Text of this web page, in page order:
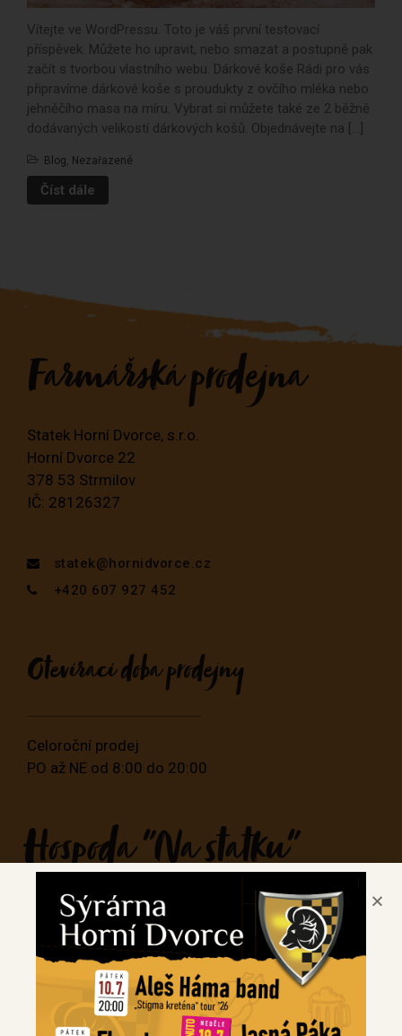
Dárkové koše ze Statku Horní
Dvorce
Blog
RSS
Vítejte ve WordPressu. Toto je váš první testovací
příspěvek. Můžete ho upravit, nebo smazat a postupně pak
začít s tvorbou vlastního webu. Dárkové koše Rádi pro vás
připravíme dárkové koše s proudukty z ovčího mléka nebo
jehněčího masa na míru. Vybrat si můžete také ze 2 běžně
dodávaných velikostí dárkových košů. Objednávejte na […]
Blog, Nezařazené
Číst dále
Farmářská prodejna
Statek Horní Dvorce, s.r.o.
Horní Dvorce 22
378 53 Strmilov
IČ: 28126327
statek@hornidvorce.cz
+420 607 927 452
Otevírací doba prodejny
Celoroční prodej
PO až NE od 8:00 do 20:00
Hospoda "Na statku"
Horní Dvorce s.r.o.
Horní Dvorce 22
378 53 Strmilov
statek@hornidvorce.cz